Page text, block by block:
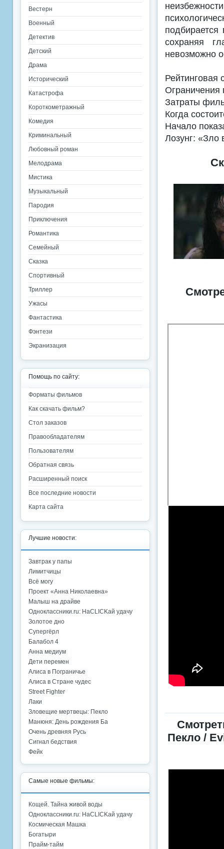
сохраняя
невозможно
Рейтинговая
Ограничения
Затраты
Когда
Начало
Лозунг: «Зло
Пекло /
Вестерн
Военный
Детектив
Детский
Драма
Исторический
Катастрофа
Короткометражный
Комедия
Криминальный
Любовный роман
Мелодрама
Мистика
Музыкальный
Пародия
Приключения
Романтика
Семейный
Сказка
Спортивный
Триллер
Ужасы
Фантастика
Фэнтези
Экранизация
Помощь по сайту:
Форматы фильмов
Как скачать фильм?
Стол заказов
Правообладателям
Пользователям
Обратная связь
Расширенный поиск
Все последние новости
Карта сайта
Лучшие новости:
Завтрак у папы
Лимитчицы
Всё могу
Проект «Анна Николаевна»
Малыш на драйве
Одноклассники.ru: НаCLICKай удачу
Золотое дно
Супергёрл
Балабол 4
Анна медиум
Дети перемен
Алиса в Пограничье
Алиса в Стране чудес
Street Fighter
Лаки
Зловещие мертвецы: Пекло
Манюня: День рождения Ба
Очень древняя Русь
Сигнал бедствия
Фейк
Самые новые фильмы:
Кощей. Тайна живой воды
Одноклассники.ru: НаCLICKай удачу
Космическая Машка
Богатыри
Прайм-тайм